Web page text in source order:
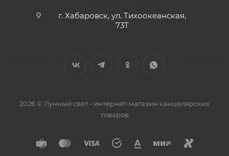
г. Хабаровск, ул. Тихоокеанская,
73Т
2026 © Лунный свет - интернет-магазин канцелярских
товаров